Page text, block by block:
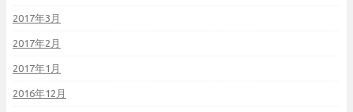
2017年3月
2017年2月
2017年1月
2016年12月